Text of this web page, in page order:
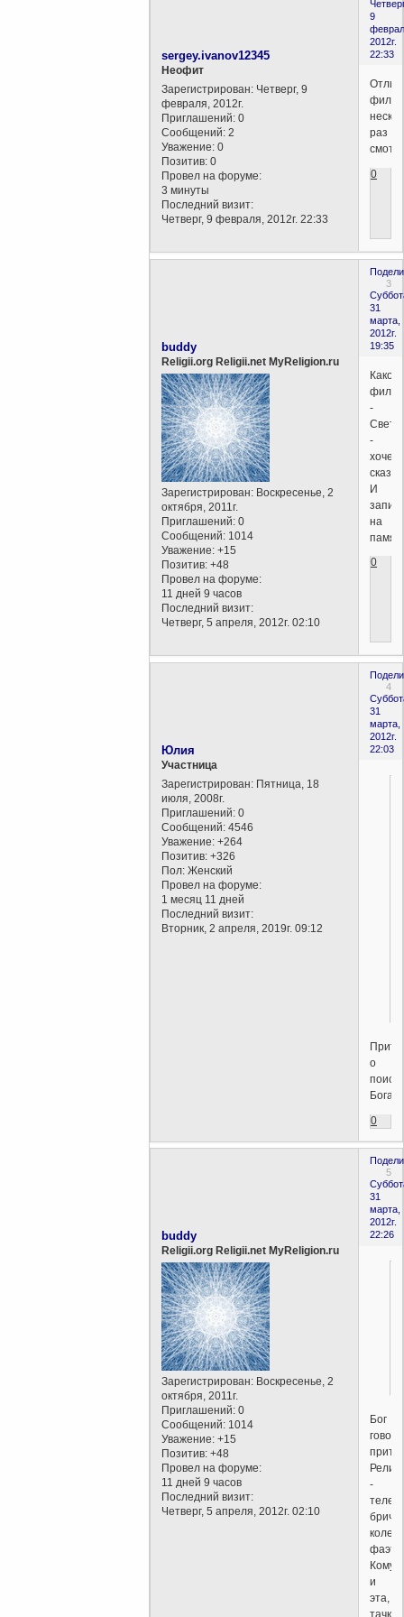
9
2012г.
22:33
sergey.ivanov12345
Неофит
Зарегистрирован: Четверг, 9
февраля, 2012г.
Приглашений: 0
Сообщений: 2
Уважение: 0
Позитив: 0
Провел на форуме:
3 минуты
Последний визит:
Четверг, 9 февраля, 2012г. 22:33
раз
0
3
31
марта,
2012г.
19:35
buddy
Religii.org Religii.net MyReligion.ru
Зарегистрирован: Воскресенье, 2
октября, 2011г.
Приглашений: 0
Сообщений: 1014
Уважение: +15
Позитив: +48
Провел на форуме:
11 дней 9 часов
Последний визит:
Четверг, 5 апреля, 2012г. 02:10
Какой
-
-
И
на
0
4
31
марта,
2012г.
22:03
Юлия
Участница
Зарегистрирован: Пятница, 18
июля, 2008г.
Приглашений: 0
Сообщений: 4546
Уважение: +264
Позитив: +326
Пол: Женский
Провел на форуме:
1 месяц 11 дней
Последний визит:
Вторник, 2 апреля, 2019г. 09:12
о
поиске
Бога!
0
5
31
марта,
2012г.
22:26
buddy
Religii.org Religii.net MyReligion.ru
Зарегистрирован: Воскресенье, 2
октября, 2011г.
Приглашений: 0
Сообщений: 1014
Уважение: +15
Позитив: +48
Провел на форуме:
11 дней 9 часов
Последний визит:
Четверг, 5 апреля, 2012г. 02:10
Бог
-
Кому
и
эта,
тачка.